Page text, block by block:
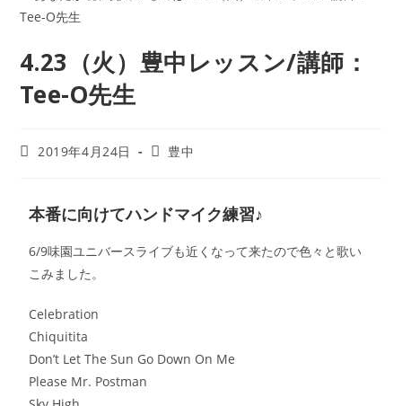
4.23（火）豊中レッスン/講師：
Tee-O先生
2019年4月24日 豊中
本番に向けてハンドマイク練習♪
6/9味園ユニバースライブも近くなって来たので色々と歌い
こみました。
Celebration
Chiquitita
Don’t Let The Sun Go Down On Me
Please Mr. Postman